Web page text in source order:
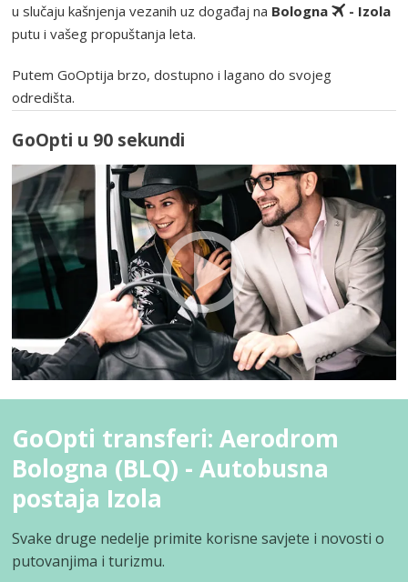
u slučaju kašnjenja vezanih uz događaj na Bologna
- Izola
putu i vašeg propuštanja leta.
Putem GoOptija brzo, dostupno i lagano do svojeg
odredišta.
GoOpti u 90 sekundi
GoOpti transferi: Aerodrom
Bologna (BLQ) - Autobusna
postaja Izola
Svake druge nedelje primite korisne savjete i novosti o
putovanjima i turizmu.